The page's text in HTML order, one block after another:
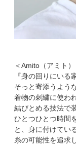
＜Amito（アミト）
『身の回りにいる
そっと寄添うよう
着物の刺繍に使わ
結びとめる技法で
ひとつひとつ時間
と、身に付けてい
糸の可能性を追求